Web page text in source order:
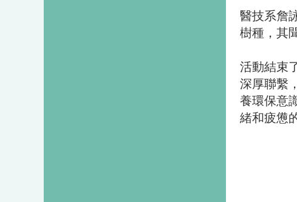
醫技系詹
樹種，其
活動結束
深厚聯繫
養環保意
緒和疲憊